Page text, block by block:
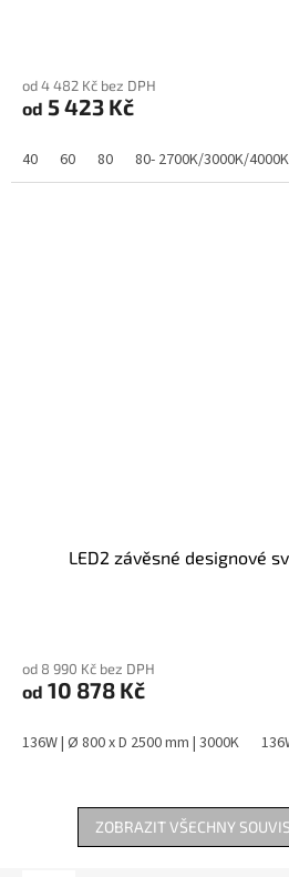
od 4 482 Kč bez DPH
od 5 423 Kč
40 60 80 80- 2700K/3000K/4000K
LED2 závěsné designové
od 8 990 Kč bez DPH
od 10 878 Kč
136W | Ø 800 x D 2500 mm | 3000K
ZOBRAZIT VŠECHNY